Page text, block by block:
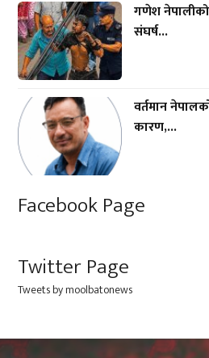
गणेश नेपालीको
संघर्ष...
वर्तमान
कारण,...
Facebook Page
Twitter Page
Tweets by moolbatonews